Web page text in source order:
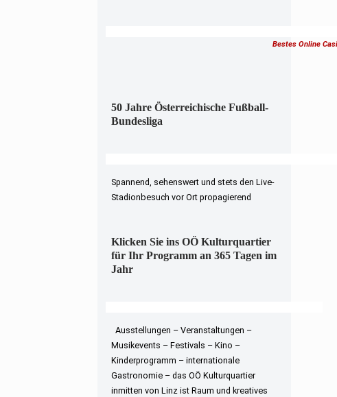
Bestes Online
50 Jahre Österreichische Fußball-
Bundesliga
Spannend, sehenswert und stets den Live-
Stadionbesuch vor Ort propagierend
Klicken Sie ins OÖ Kulturquartier
für Ihr Programm an 365 Tagen im
Jahr
Ausstellungen – Veranstaltungen –
Musikevents – Festivals – Kino –
Kinderprogramm – internationale
Gastronomie – das OÖ Kulturquartier
inmitten von Linz ist Raum und kreatives